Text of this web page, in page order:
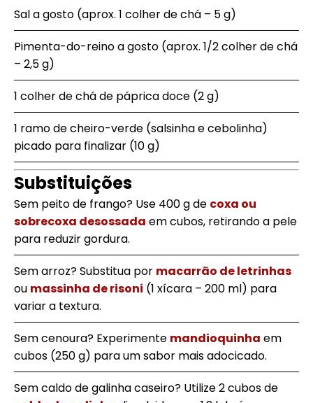
Sal a gosto (aprox. 1 colher de chá – 5 g)
Pimenta-do-reino a gosto (aprox. 1/2 colher de chá
– 2,5 g)
1 colher de chá de páprica doce (2 g)
1 ramo de cheiro-verde (salsinha e cebolinha)
picado para finalizar (10 g)
Substituições
Sem peito de frango? Use 400 g de coxa ou
sobrecoxa desossada em cubos, retirando a pele
para reduzir gordura.
Sem arroz? Substitua por macarrão de letrinhas
ou massinha de risoni (1 xícara – 200 ml) para
variar a textura.
Sem cenoura? Experimente mandioquinha em
cubos (250 g) para um sabor mais adocicado.
Sem caldo de galinha caseiro? Utilize 2 cubos de